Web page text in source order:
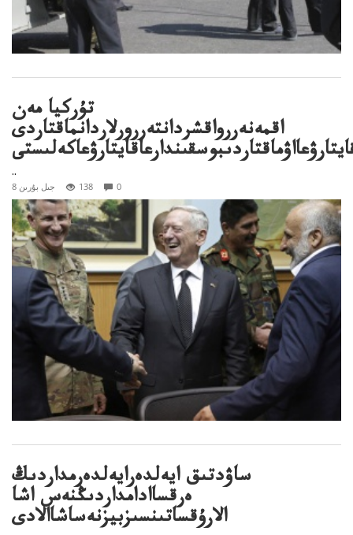
تۇركيا مەن
اقمەنەررواقشردانتەررورلاردانماقتاردى
..
8 جىل بۇرىن 138 0
ساۋدتىق ايەلدەرايەلدەرمداردىڭ
ەرقساادامداردىڭنەس اشا
الارۇقساتىنسىزبيزنەساشاالادى